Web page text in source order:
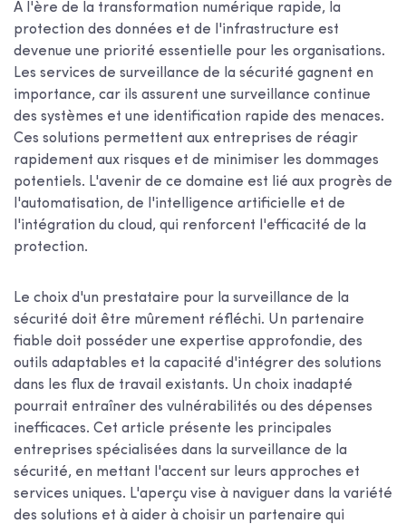
À l'ère de la transformation numérique rapide, la
protection des données et de l'infrastructure est
devenue une priorité essentielle pour les organisations.
Les services de surveillance de la sécurité gagnent en
importance, car ils assurent une surveillance continue
des systèmes et une identification rapide des menaces.
Ces solutions permettent aux entreprises de réagir
rapidement aux risques et de minimiser les dommages
potentiels. L'avenir de ce domaine est lié aux progrès de
l'automatisation, de l'intelligence artificielle et de
l'intégration du cloud, qui renforcent l'efficacité de la
protection.
Le choix d'un prestataire pour la surveillance de la
sécurité doit être mûrement réfléchi. Un partenaire
fiable doit posséder une expertise approfondie, des
outils adaptables et la capacité d'intégrer des solutions
dans les flux de travail existants. Un choix inadapté
pourrait entraîner des vulnérabilités ou des dépenses
inefficaces. Cet article présente les principales
entreprises spécialisées dans la surveillance de la
sécurité, en mettant l'accent sur leurs approches et
services uniques. L'aperçu vise à naviguer dans la variété
des solutions et à aider à choisir un partenaire qui